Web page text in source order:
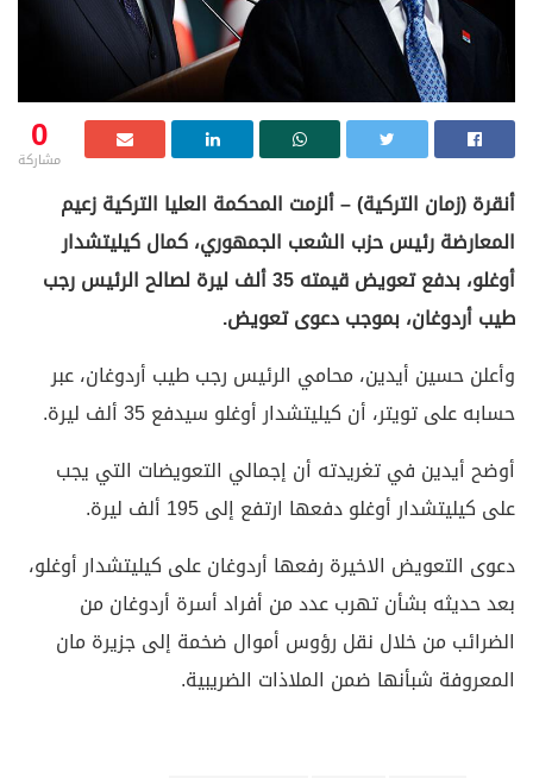
0
مشاركة
أنقرة (زمان التركية) – ألزمت المحكمة العليا التركية زعيم
المعارضة رئيس حزب الشعب الجمهوري، كمال كيليتشدار
أوغلو، بدفع تعويض قيمته 35 ألف ليرة لصالح الرئيس رجب
طيب أردوغان، بموجب دعوى تعويض.
وأعلن حسين أيدين، محامي الرئيس رجب طيب أردوغان، عبر
حسابه على تويتر، أن كيليتشدار أوغلو سيدفع 35 ألف ليرة.
أوضح أيدين في تغريدته أن إجمالي التعويضات التي يجب
على كيليتشدار أوغلو دفعها ارتفع إلى 195 ألف ليرة.
دعوى التعويض الاخيرة رفعها أردوغان على كيليتشدار أوغلو،
بعد حديثه بشأن تهرب عدد من أفراد أسرة أردوغان من
الضرائب من خلال نقل رؤوس أموال ضخمة إلى جزيرة مان
المعروفة شبأنها ضمن الملاذات الضريبية.